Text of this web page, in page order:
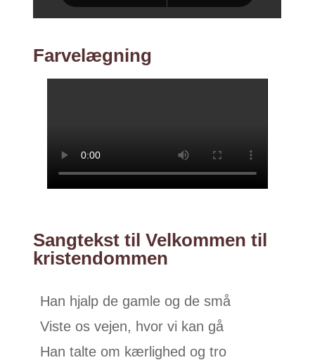
Farvelægning
Sangtekst til Velkommen til
kristendommen
Han hjalp de gamle og de små
Viste os vejen, hvor vi kan gå
Han talte om kærlighed og tro